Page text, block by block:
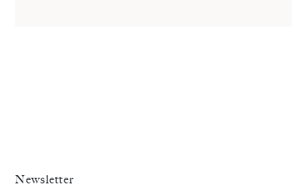
Newsletter